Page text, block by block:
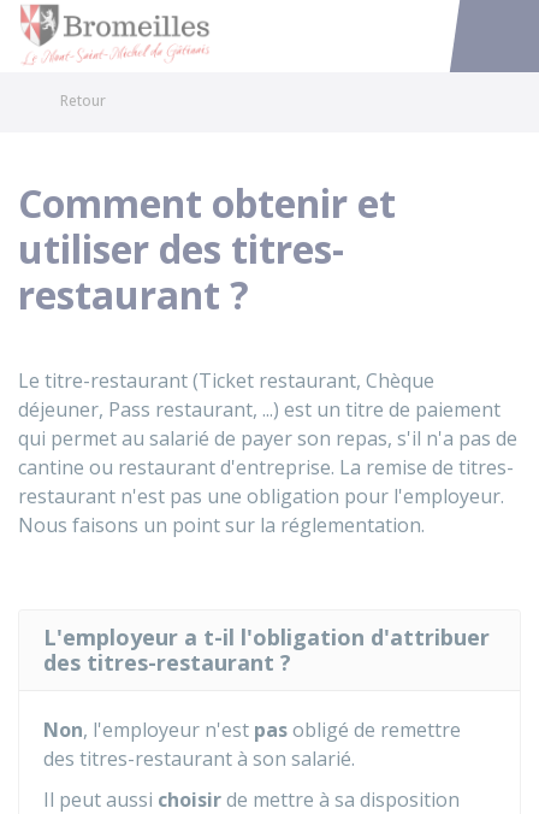
Accéder
Retour
Comment obtenir et
utiliser des titres-
restaurant ?
Le titre-restaurant (Ticket restaurant, Chèque
déjeuner, Pass restaurant, ...) est un titre de paiement
qui permet au salarié de payer son repas, s'il n'a pas de
cantine ou restaurant d'entreprise. La remise de titres-
restaurant n'est pas une obligation pour l'employeur.
Nous faisons un point sur la réglementation.
L'employeur a t-il l'obligation d'attribuer
des titres-restaurant ?
Non, l'employeur n'est pasobligé de remettre
des titres-restaurant à son salarié.
Il peut aussi choisirde mettre à sa disposition